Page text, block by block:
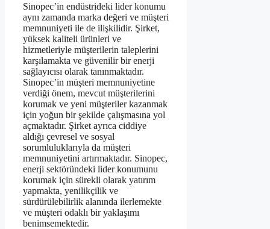
Sinopec’in endüstrideki lider konumu
aynı zamanda marka değeri ve müşteri
memnuniyeti ile de ilişkilidir. Şirket,
yüksek kaliteli ürünleri ve
hizmetleriyle müşterilerin taleplerini
karşılamakta ve güvenilir bir enerji
sağlayıcısı olarak tanınmaktadır.
Sinopec’in müşteri memnuniyetine
verdiği önem, mevcut müşterilerini
korumak ve yeni müşteriler kazanmak
için yoğun bir şekilde çalışmasına yol
açmaktadır. Şirket ayrıca ciddiye
aldığı çevresel ve sosyal
sorumluluklarıyla da müşteri
memnuniyetini artırmaktadır. Sinopec,
enerji sektöründeki lider konumunu
korumak için sürekli olarak yatırım
yapmakta, yenilikçilik ve
sürdürülebilirlik alanında ilerlemekte
ve müşteri odaklı bir yaklaşımı
benimsemektedir.